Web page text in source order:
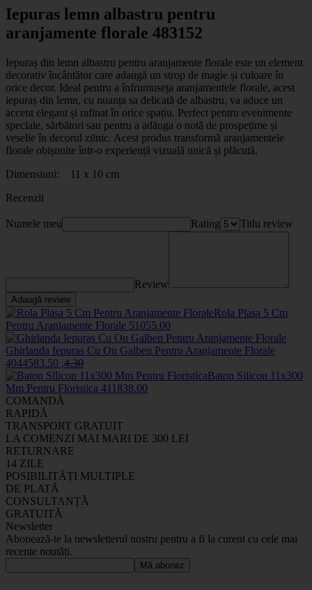
Iepuras lemn albastru pentru
aranjamente florale 483152
Iepuraș din lemn albastru pentru aranjamente florale este un element
decorativ încântător care adaugă un strop de magie și culoare în
orice decor. Ideal pentru a înfrumuseța aranjamentele florale, acest
iepuraș din lemn, cu nuanța sa delicată de albastru, va aduce un
accent elegant și rafinat în orice spațiu. Perfect pentru evenimente
speciale, sărbători sau pentru a adăuga o notă de prospețime și
veselie în decorul zilnic. Acest produs transformă aranjamentele
florale obișnuite într-o experiență vizuală unică și plăcută.
Dimensiuni: 11 x 10 cm
Recenzii
Numele meu Rating Titlu review
Review
Adaugă review
Rola Plasa 5 Cm
Pentru Aranjamente Florale 51055.00
Ghirlanda Iepuras Cu Ou Galben Pentru Aranjamente Florale
4044583.50 ,4.30
Baton Silicon 11x300
Mm Pentru Floristica 411838.00
COMANDĂ
RAPIDĂ
TRANSPORT GRATUIT
LA COMENZI MAI MARI DE 300 LEI
RETURNARE
14 ZILE
POSIBILITĂȚI MULTIPLE
DE PLATĂ
CONSULTANȚĂ
GRATUITĂ
Newsletter
Abonează-te la newsletterul nostru pentru a fi la curent cu cele mai
recente noutăți.
Mă abonez